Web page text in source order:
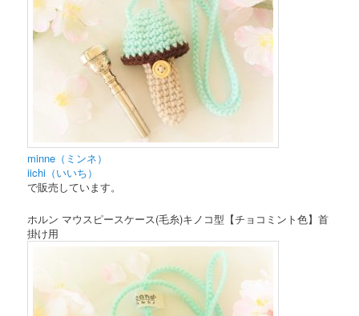
minne（ミンネ）
iichi（いいち）
で販売しています。
ホルン マウスピースケース(毛糸)キノコ型【チョコミント色】首
掛け用